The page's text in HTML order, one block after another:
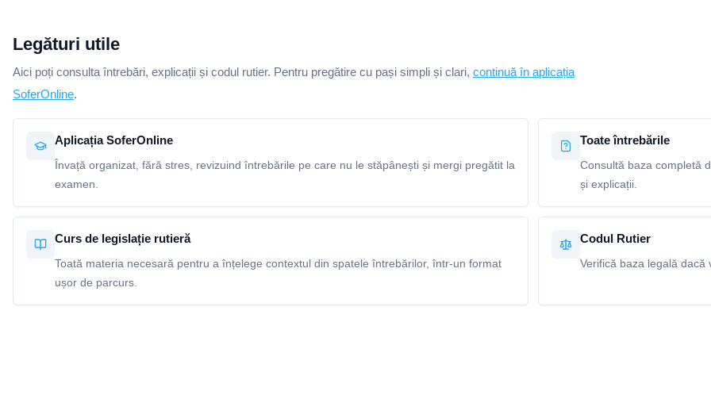
Legături utile
Aici poți consulta întrebări, explicații și codul rutier. Pentru pregătire cu pași simpli și clari, continuă în aplicația
SoferOnline.
Aplicația SoferOnline
Învață organizat, fără stres, revizuind întrebările pe care nu le stăpânești și mergi pregătit la
examen.
Toate întrebările
Consultă baza completă
și explicații.
Curs de legislație rutieră
Toată materia necesară pentru a înțelege contextul din spatele întrebărilor, într-un format
ușor de parcurs.
Codul Rutier
Verifică baza legală dacă